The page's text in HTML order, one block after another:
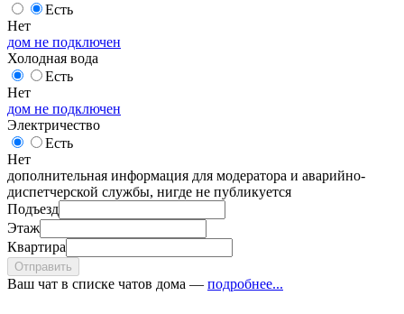
Есть
Нет
дом не подключен
Холодная вода
Есть
Нет
дом не подключен
Электричество
Есть
Нет
дополнительная информация для модератора и аварийно-
диспетчерской службы, нигде не публикуется
Подъезд
Этаж
Квартира
Отправить
Ваш чат в списке чатов дома — подробнее...